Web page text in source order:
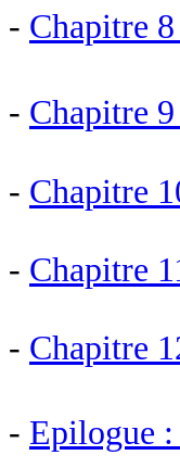
- Chapitre
- Chapitre
- Chapitre
- Chapitre
- Chapitre
- Epilogue